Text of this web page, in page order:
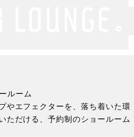
ルーム
やエフェクターを、落ち着いた環
ただける、予約制のショールーム